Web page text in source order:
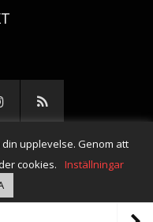
i stormen
upplevelse. Genom att
cookies.
Inställningar